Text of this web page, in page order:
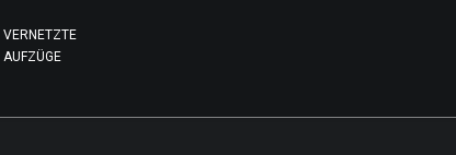
VERNETZTE
AUFZÜGE